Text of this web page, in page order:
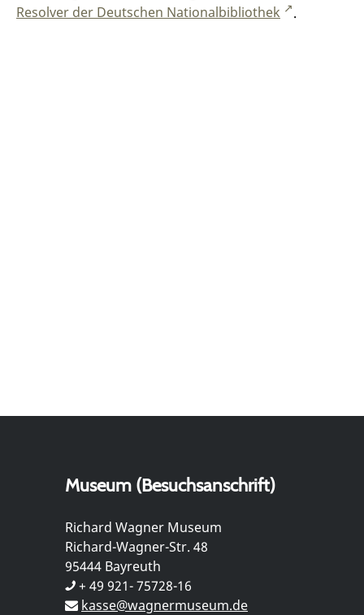
Resolver der Deutschen Nationalbibliothek
.
Museum (Besuchsanschrift)
Richard Wagner Museum
Richard-Wagner-Str. 48
95444 Bayreuth
+ 49 921- 75728-16
kasse@wagnermuseum.de